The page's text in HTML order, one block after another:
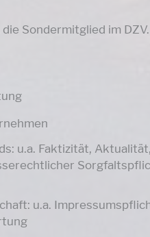
Sondermitglied im
u.a. Faktizität, Aktualität,
u.a.